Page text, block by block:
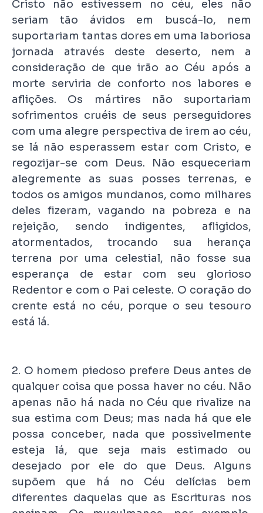
Cristo não estivessem no céu, eles não
seriam tão ávidos em buscá-lo, nem
suportariam tantas dores em uma laboriosa
jornada através deste deserto, nem a
consideração de que irão ao Céu após a
morte serviria de conforto nos labores e
aflições. Os mártires não suportariam
sofrimentos cruéis de seus perseguidores
com uma alegre perspectiva de irem ao céu,
se lá não esperassem estar com Cristo, e
regozijar-se com Deus. Não esqueceriam
alegremente as suas posses terrenas, e
todos os amigos mundanos, como milhares
deles fizeram, vagando na pobreza e na
rejeição, sendo indigentes, afligidos,
atormentados, trocando sua herança
terrena por uma celestial, não fosse sua
esperança de estar com seu glorioso
Redentor e com o Pai celeste. O coração do
crente está no céu, porque o seu tesouro
está lá.
2. O homem piedoso prefere Deus antes de
qualquer coisa que possa haver no céu. Não
apenas não há nada no Céu que rivalize na
sua estima com Deus; mas nada há que ele
possa conceber, nada que possivelmente
esteja lá, que seja mais estimado ou
desejado por ele do que Deus. Alguns
supõem que há no Céu delícias bem
diferentes daquelas que as Escrituras nos